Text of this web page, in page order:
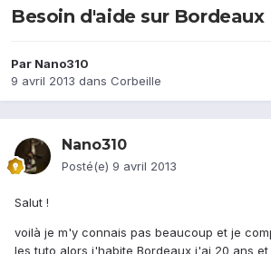
Besoin d'aide sur Bordeaux
Par Nano310
9 avril 2013 dans Corbeille
Nano310
Posté(e) 9 avril 2013
Salut !
voilà je m'y connais pas beaucoup et je
les tuto alors j'habite Bordeaux j'ai 20 ans